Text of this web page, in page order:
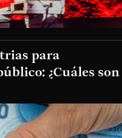
para
¿Cuáles son